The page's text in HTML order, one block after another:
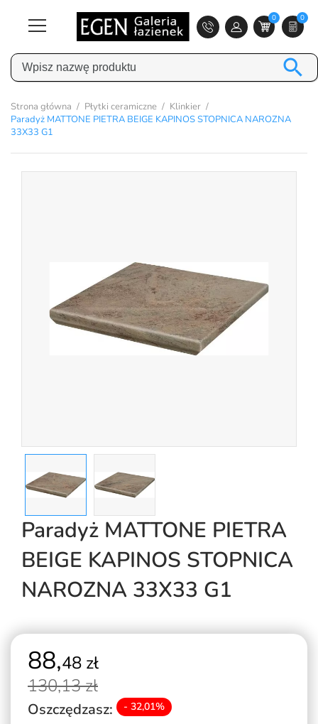
0 0

Strona główna Płytki ceramiczne
Klinkier
Paradyż MATTONE PIETRA BEIGE KAPINOS STOPNICA NAROZNA
33X33 G1
Paradyż MATTONE PIETRA
BEIGE KAPINOS STOPNICA
NAROZNA 33X33 G1
88,48 zł
130,13 zł
Oszczędzasz: - 32,01%